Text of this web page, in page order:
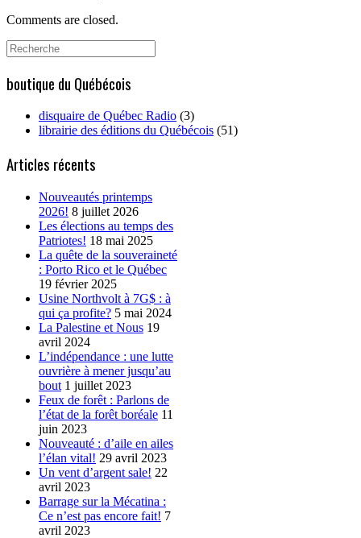
Comments are closed.
Search
for:
boutique du Québécois
disquaire de Québec Radio (3)
librairie des éditions du Québécois (51)
Articles récents
Nouveautés printemps
2026! 8 juillet 2026
Les élections au temps des
Patriotes! 18 mai 2025
La quête de la souveraineté
: Porto Rico et le Québec
19 février 2025
Usine Northvolt à 7G$ : à
qui ça profite? 5 mai 2024
La Palestine et Nous 19
avril 2024
L’indépendance : une lutte
ouvrière à mener jusqu’au
bout 1 juillet 2023
Feux de forêt : Parlons de
l’état de la forêt boréale 11
juin 2023
Nouveauté : d’aile en ailes
l’élan vital! 29 avril 2023
Un vent d’argent sale! 22
avril 2023
Barrage sur la Mécatina :
Ce n’est pas encore fait! 7
avril 2023